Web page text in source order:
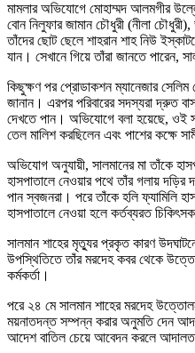
মামলার অভিযোগে মোহাম্মদ আলমগীর
বোন নিলুফার জামান চৌধুরী (নীলা
তাঁদের ছোট ছেলে শাহরান শাহ নিউ
যান। সেখানে গিয়ে তাঁরা জানতে পারেন,
কিছুক্ষণ পর প্রোডাকশন ম্যানেজার
জানান। এরপর পরিবারের সদস্যরা দ্রুত
দেখতে পান। অভিযোগে বলা হয়েছে, ওই
তেল মালিশ করছিলেন এবং পাশের কক্ষে
অভিযোগ অনুযায়ী, সালমানের মা তাঁকে
হাসপাতালে নেওয়ার পথে তাঁর গলায়
পান স্বজনরা। পরে তাঁকে হলি ফ্যামিলি
হাসপাতালে নেওয়া হলে কর্তব্যরত
সালমান শাহের মৃত্যুর প্রকৃত কারণ
উপস্থিতিতে তাঁর মরদেহ কবর থেকে
কর্মকর্তা।
পরে ২৪ মে সালমান শাহের মরদেহ
ময়নাতদন্ত সম্পন্ন করার অনুমতি দেন
আদেশ বাতিল চেয়ে আবেদন করলে